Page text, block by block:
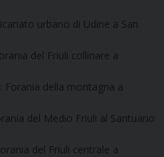
urbano di Udine a San
del Friuli collinare a
Forania della montagna a
del Medio Friuli al Santuario
del Friuli centrale a